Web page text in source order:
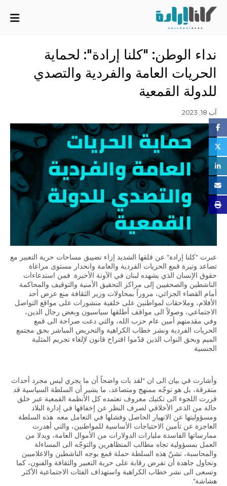
من نحن
المهمة والمخطط
مجلس الإدارة
الفريق التنفيذي
القضايا
تقرير الأنشطة
أسئلة شائعة
القضايا
بسط سيادة الدولة، وسيادة القانون، والحوكمة الرشيدة
الاقتصاد والمالية العامة
النفط والغاز
استقلالية القضاء وشفافيته
قطاع الطاقة
الفعاليات
الصحافة و الإعلام
أحدث الإصدارات
الملفات الصحفية
إتصل بنا
نداء الوطن: "كلنا إرادة": لحماية
الحريات العامة والفردية والتصدي
للدولة القمعية
آب 18, 2023
عبرت "كلنا إرادة" عن قلقها الشديد إزاء تضييق مساحات حرية التعبير مع
تصاعد وتيرة قمع الحريات الفردية والعامة وانحدار مستوى مراعاة
حقوق الإنسان الذي يشهده لبنان في الآونة الأخيرة. فمن استدعاءات
الناشطين والصحفيين إلى مراكز التحقيق الأمنية والتوقيف والمحاكمة
أمام القضاء الجزائي، مروراً بمحاولات وزير الثقافة منع عرض أحد
الأفلام، وملاحقات لمواطنين على خلفية منشورات على مواقع التواصل
الاجتماعي، وصولاً الى مواقف أطلقها سياسيون وبعض رجال الدين،
وفي مقدمتهم أمين عام حزب الله، والتي دعت صراحة الى قمع
الحريات الفردية ونشر خطاب الكراهية والتحريض المباشر بحق مجتمع
الميم وبحق النواب الذين قدّموا اقتراح قانون لإلغاء تجريم المثلية
الجنسية.
وأشارت في بيان الى ان "لقد بات واضحاً أن ما يجري ليس مجرد أحداث
متفرقة، بل هو توجّه ممنهج ومتصاعد، ما يشير أن السلطة السياسية قد
قررت اللجوء الى تكتيك معروف تعتمده كل الأنظمة القمعية عبر خلق
حالة من الذعر الأخلاقي لصرف النظر عن إخفاقها في إدارة البلاد
ومسؤوليتها عن الانهيار الحاصل وفشلها في التعامل معه. هذه السلطة
العاجزة عن تأمين الاحتياجات الأساسية للمواطنين، والتي أهدرت
ممارساتها الفاسدة مليارات الدولارات من الأموال العامة، وبدلا من
العمل بمسؤولية تجاه مطالب المتظاهرين والتوجّه الى المساءلة
والمحاسبة، تشنّ هذه السلطة حملة قمع بوجه الناشطين والاعلاميين
وتحاول جاهدة أن تفرض رقابة على حرية التعبير والثقافة والفنون، كما
وتسعى الى نشر خطاب الكراهية واستهداف الفئات الاجتماعية الأكثر
هشاشة".